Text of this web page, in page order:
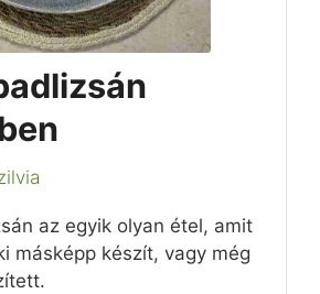
az egyik olyan étel, amit
másképp készít, vagy még